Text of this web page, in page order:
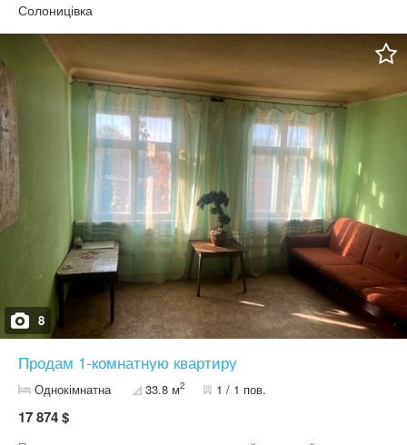
Солоницівка
8
Продам 1-комнатную квартиру
Однокімнатна 33.8 м2 1 / 1 пов.
17 874 $